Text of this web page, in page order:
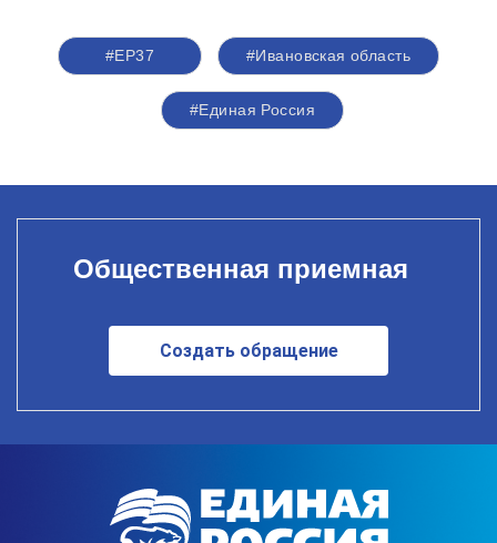
#ЕР37 #Ивановская область
#Единая Россия
Общественная приемная
Создать обращение